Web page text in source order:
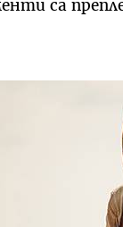
са